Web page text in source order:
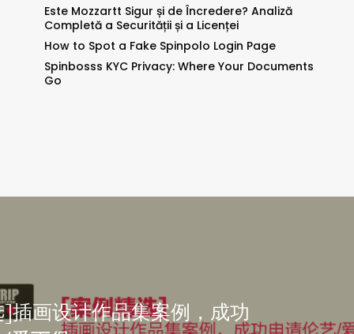
Este Mozzartt Sigur și de Încredere? Analiză
Completă a Securității și a Licenței
How to Spot a Fake Spinpolo Login Page
Spinbosss KYC Privacy: Where Your Documents
Go
插画设计作品集案例，成功